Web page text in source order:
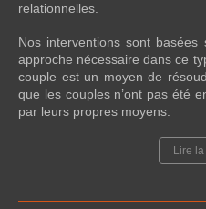
relationnelles.
Nos interventions sont basées
approche nécessaire dans ce
couple est un moyen de
que les couples n’ont pas été
par leurs propres moyens.
Lire